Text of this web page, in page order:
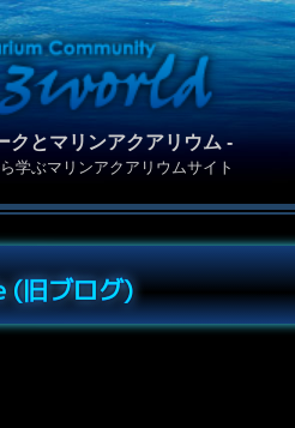
クとマリンアクアリウム -
学ぶマリンアクアリウムサイト
(旧ブログ)